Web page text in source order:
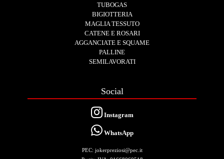
TUBOGAS
BIGIOTTERIA
MAGLIA TESSUTO
CATENE E ROSARI
AGGANCIATE E SQUAME
PALLINE
SEMILAVORATI
Social
Instagram
WhatsApp
PEC: jokerpreziosi@pec.it